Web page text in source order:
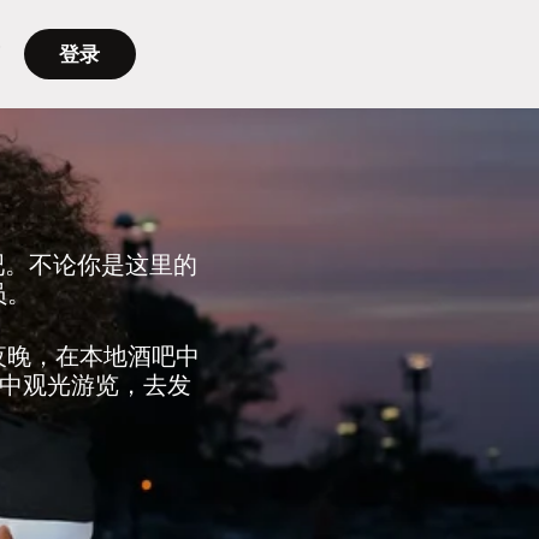
登录
不论你是这里的
。
，在本地酒吧中
观光游览，去发